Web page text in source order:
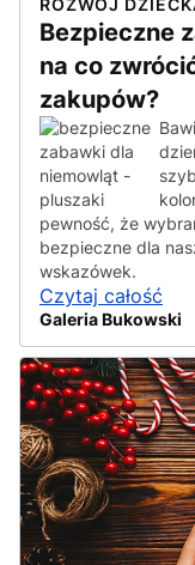
Bezpieczne
na co
zakupów?
pewność, że
bezpieczne dla
wskazówek.
Czytaj całość
Galeria Bukowski